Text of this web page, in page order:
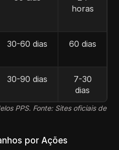
horas
30-60 dias 60 dias
30-90 dias
7-30
dias
PPS. Fonte: Sites oficiais de
por Ações